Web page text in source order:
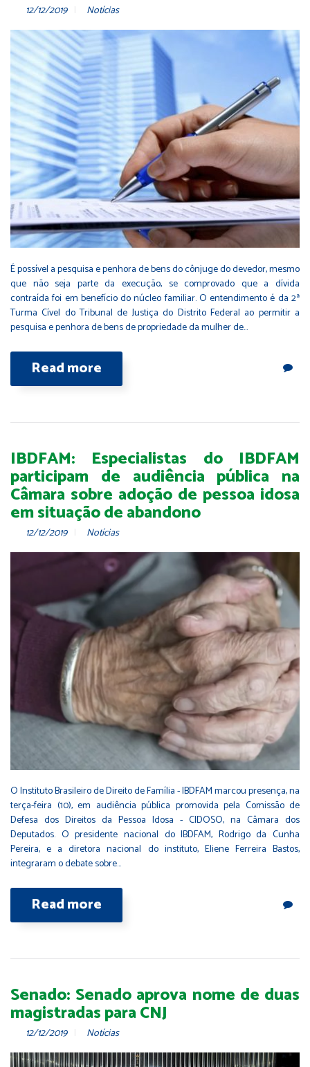
12/12/2019 Notícias
É possível a pesquisa e penhora de bens do cônjuge do devedor, mesmo
que não seja parte da execução, se comprovado que a dívida
contraída foi em benefício do núcleo familiar. O entendimento é da 2ª
Turma Cível do Tribunal de Justiça do Distrito Federal ao permitir a
pesquisa e penhora de bens de propriedade da mulher de…
Read more
IBDFAM: Especialistas do IBDFAM
participam de audiência pública na
Câmara sobre adoção de pessoa idosa
em situação de abandono
12/12/2019 Notícias
O Instituto Brasileiro de Direito de Família - IBDFAM marcou presença, na
terça-feira (10), em audiência pública promovida pela Comissão de
Defesa dos Direitos da Pessoa Idosa - CIDOSO, na Câmara dos
Deputados. O presidente nacional do IBDFAM, Rodrigo da Cunha
Pereira, e a diretora nacional do instituto, Eliene Ferreira Bastos,
integraram o debate sobre…
Read more
Senado: Senado aprova nome de duas
magistradas para CNJ
12/12/2019 Notícias